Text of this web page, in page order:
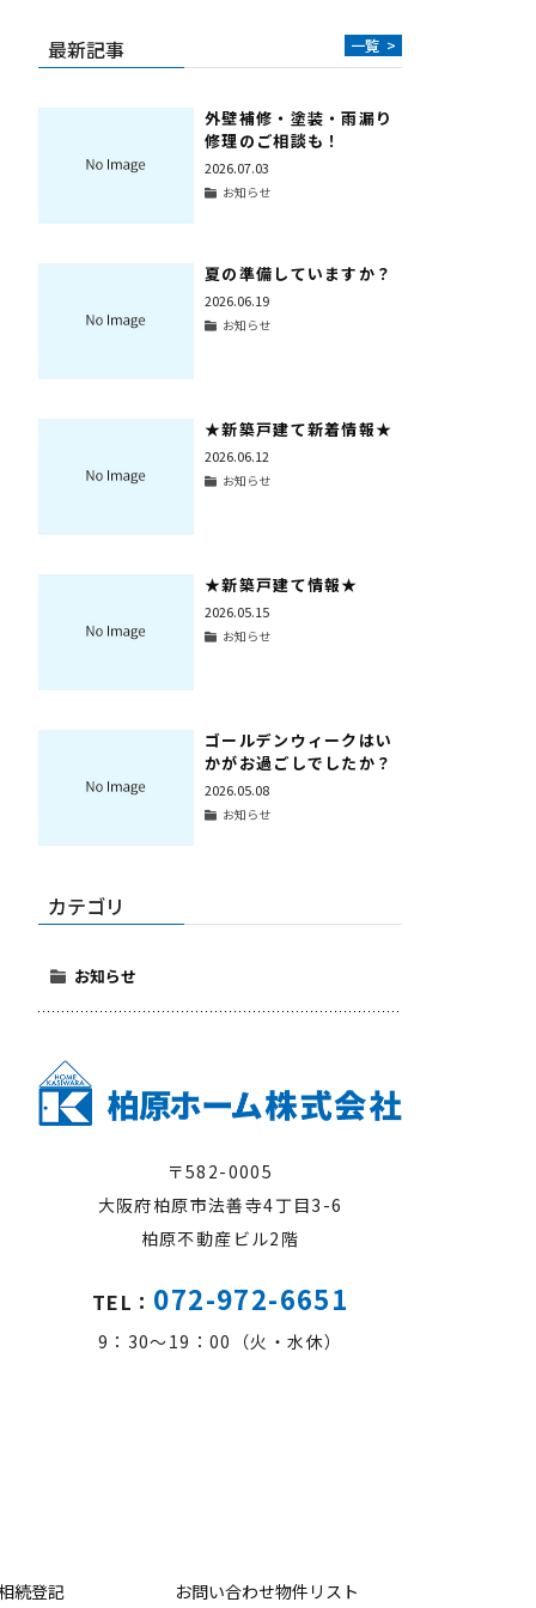
最新記事 一覧 >
外壁補修・塗装・雨漏り
修理のご相談も！
2026.07.03
お知らせ
夏の準備していますか？
2026.06.19
お知らせ
★新築戸建て新着情報★
2026.06.12
お知らせ
★新築戸建て情報★
2026.05.15
お知らせ
ゴールデンウィークはい
かがお過ごしでしたか？
2026.05.08
お知らせ
カテゴリ
お知らせ
〒582-0005
大阪府柏原市法善寺4丁目3-6
柏原不動産ビル2階
TEL： 072-972-6651
9：30～19：00（火・水休）
続登記 お問い合わせ物件リスト